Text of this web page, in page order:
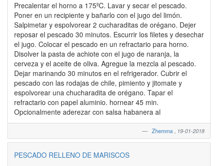
Precalentar el horno a 175ºC. Lavar y secar el pescado.
Poner en un recipiente y bañarlo con el jugo del limón.
Salpimetar y espolvorear 2 cucharaditas de orégano. Dejer
reposar el pescado 30 minutos. Escurrir los filetes y desechar
el jugo. Colocar el pescado en un refractario para horno.
Disolver la pasta de achiote con el jugo de naranja, la
cerveza y el aceite de oliva. Agregue la mezcla al pescado.
Dejar marinando 30 minutos en el refrigerador. Cubrir el
pescado con las rodajas de chile, pimiento y jitomate y
espolvorear una chucharadita de orégano. Tapar el
refractario con papel aluminio. hornear 45 min.
Opcionalmente aderezar con salsa habanera al
Zhemma 19-01-2018
PESCADO RELLENO DE MARISCOS